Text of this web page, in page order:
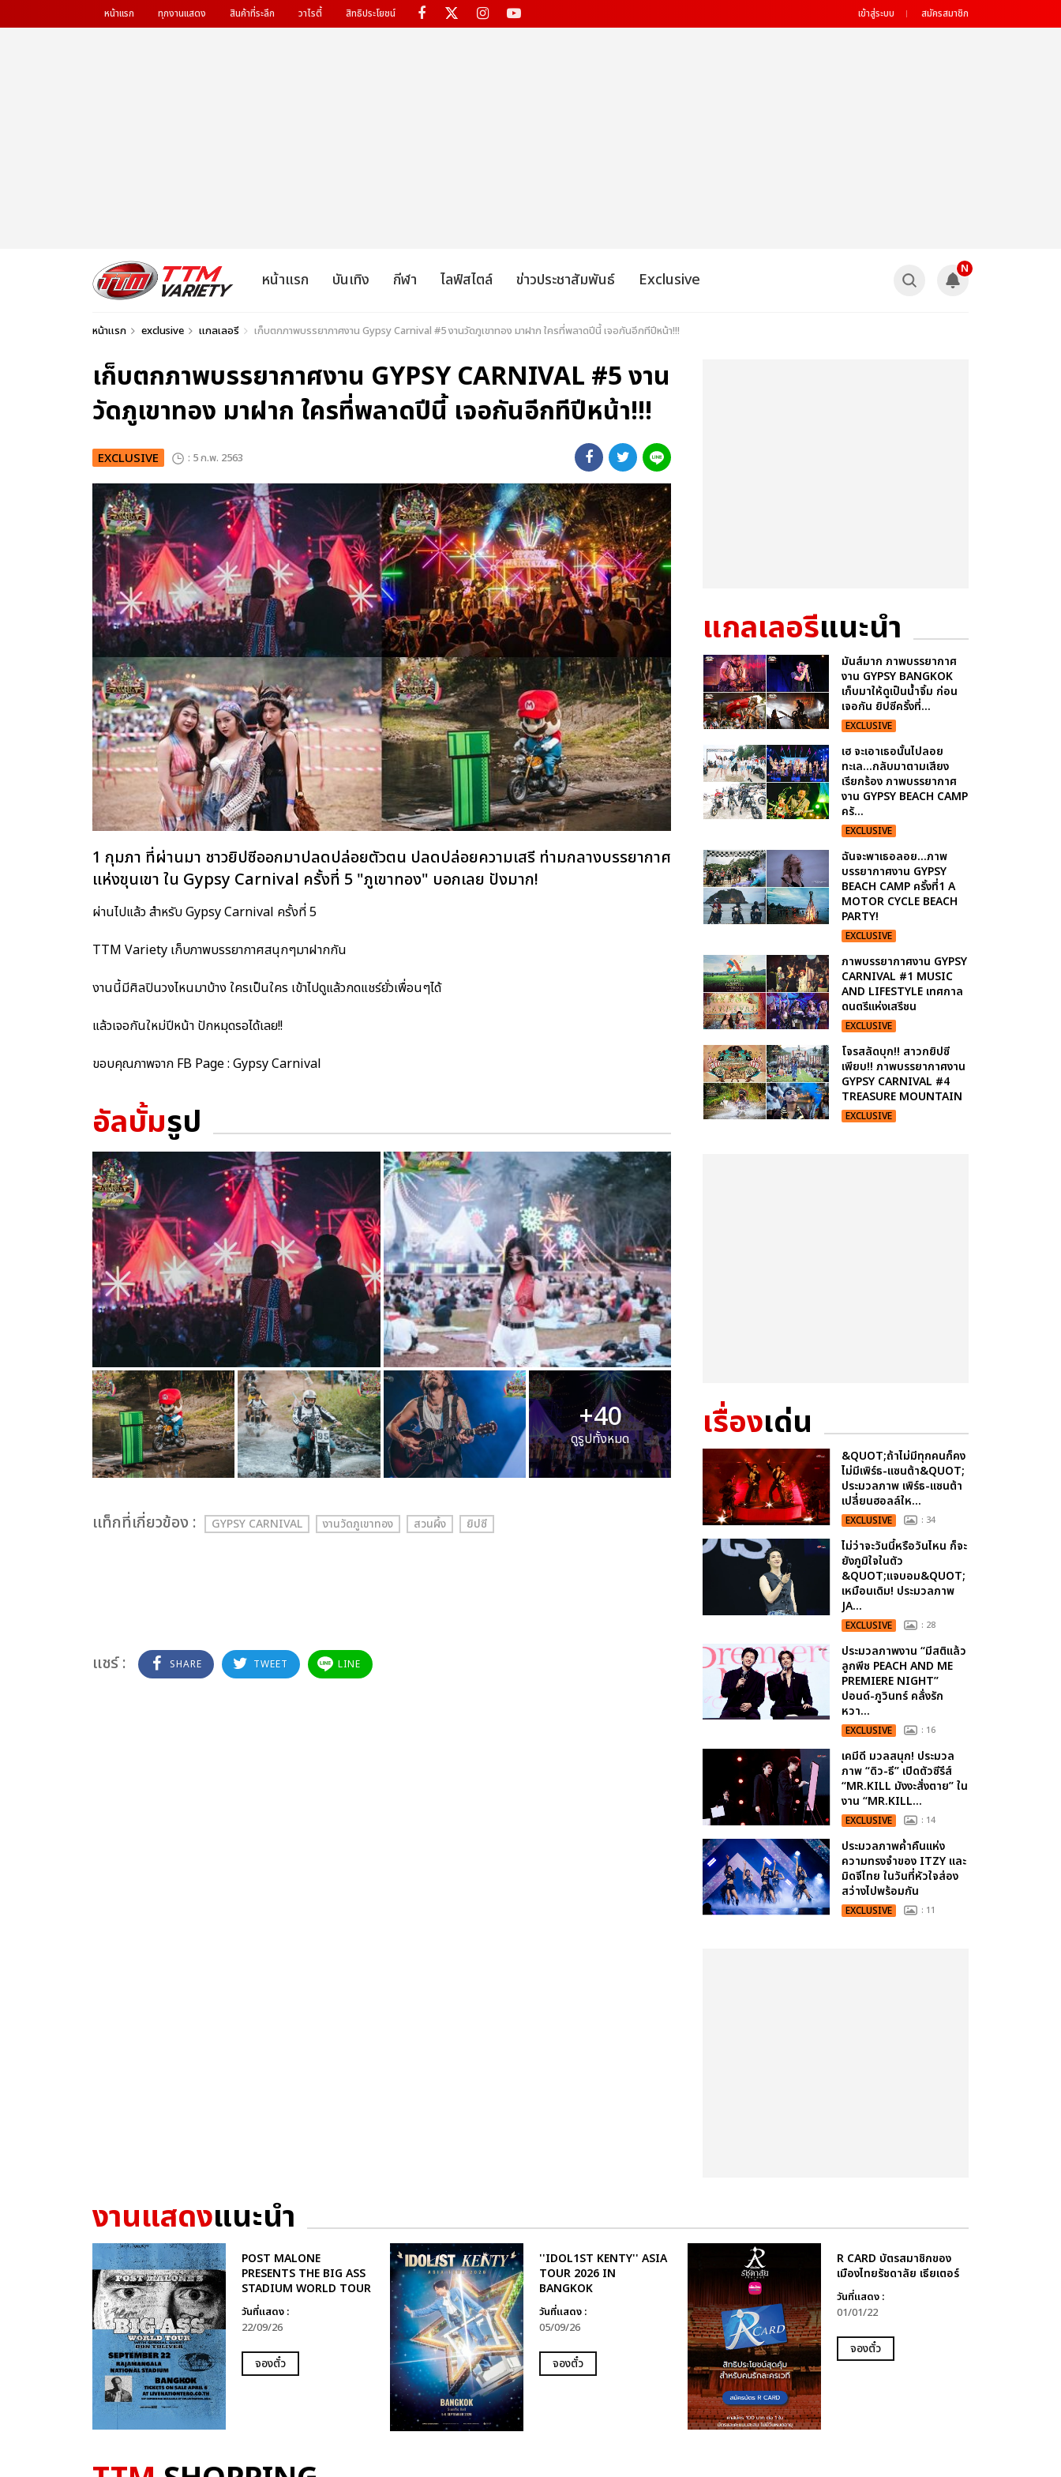
หน้าแรก ทุกงานแสดง สินค้าที่ระลึก วาไรตี้ สิทธิประโยชน์ เข้าสู่ระบบ สมัครสมาชิก
หน้าแรก บันเทิง กีฬา ไลฟ์สไตล์ ข่าวประชาสัมพันธ์ Exclusive
N
หน้าแรก exclusive แกลเลอรี เก็บตกภาพบรรยากาศงาน Gypsy Carnival #5 งานวัดภูเขาทอง มาฝาก ใครที่พลาดปีนี้ เจอกันอีกทีปีหน้า!!!
เก็บตกภาพบรรยากาศงาน GYPSY CARNIVAL #5 งาน
วัดภูเขาทอง มาฝาก ใครที่พลาดปีนี้ เจอกันอีกทีปีหน้า!!!
EXCLUSIVE : 5 ก.พ. 2563
1 กุมภา ที่ผ่านมา ชาวยิปซีออกมาปลดปล่อยตัวตน ปลดปล่อยความเสรี ท่ามกลางบรรยากาศ
แห่งขุนเขา ใน Gypsy Carnival ครั้งที่ 5 "ภูเขาทอง" บอกเลย ปังมาก!
ผ่านไปแล้ว สำหรับ Gypsy Carnival ครั้งที่ 5
TTM Variety เก็บภาพบรรยากาศสนุกๆมาฝากกัน
งานนี้มีศิลปินวงไหนมาบ้าง ใครเป็นใคร เข้าไปดูแล้วกดแชร์ยั่วเพื่อนๆได้
แล้วเจอกันใหม่ปีหน้า ปักหมุดรอได้เลย!!
ขอบคุณภาพจาก FB Page : Gypsy Carnival
อัลบั้มรูป
+40
ดูรูปทั้งหมด
เเท็กที่เกี่ยวข้อง : GYPSY CARNIVAL งานวัดภูเขาทอง สวนผึ้ง ยิปซี
แชร์ : SHARE TWEET LINE
แกลเลอรีแนะนำ
มันส์มาก ภาพบรรยากาศ
งาน GYPSY BANGKOK
เก็บมาให้ดูเป็นน้ำจิ้ม ก่อน
เจอกัน ยิปซีครั้งที่...
EXCLUSIVE
เฮ จะเอาเธอนั้นไปลอย
ทะเล...กลับมาตามเสียง
เรียกร้อง ภาพบรรยากาศ
งาน GYPSY BEACH CAMP
ครั...
EXCLUSIVE
ฉันจะพาเธอลอย...ภาพ
บรรยากาศงาน GYPSY
BEACH CAMP ครั้งที่1 A
MOTOR CYCLE BEACH
PARTY!
EXCLUSIVE
ภาพบรรยากาศงาน GYPSY
CARNIVAL #1 MUSIC
AND LIFESTYLE เทศกาล
ดนตรีแห่งเสรีชน
EXCLUSIVE
โจรสลัดบุก!! สาวกยิปซี
เพียบ!! ภาพบรรยากาศงาน
GYPSY CARNIVAL #4
TREASURE MOUNTAIN
EXCLUSIVE
เรื่องเด่น
&QUOT;ถ้าไม่มีทุกคนก็คง
ไม่มีเพิร์ธ-แซนต้า&QUOT;
ประมวลภาพ เพิร์ธ-แซนต้า
เปลี่ยนฮอลล์ให...
EXCLUSIVE : 34
ไม่ว่าจะวันนี้หรือวันไหน ก็จะ
ยังภูมิใจในตัว
&QUOT;แจบอม&QUOT;
เหมือนเดิม! ประมวลภาพ
JA...
EXCLUSIVE : 28
ประมวลภาพงาน “มีสติแล้ว
ลูกพีช PEACH AND ME
PREMIERE NIGHT”
ปอนด์-ภูวินทร์ คลั่งรัก
หวา...
EXCLUSIVE : 16
เคมีดี มวลสนุก! ประมวล
ภาพ “ดิว-ธี” เปิดตัวซีรีส์
“MR.KILL มังงะสั่งตาย” ใน
งาน “MR.KILL...
EXCLUSIVE : 14
ประมวลภาพค่ำคืนแห่ง
ความทรงจำของ ITZY และ
มิดจีไทย ในวันที่หัวใจส่อง
สว่างไปพร้อมกัน
EXCLUSIVE : 11
งานแสดงแนะนำ
POST MALONE
PRESENTS THE BIG ASS
STADIUM WORLD TOUR
วันที่แสดง :
22/09/26
จองตั๋ว
''IDOL1ST KENTY'' ASIA
TOUR 2026 IN
BANGKOK
วันที่แสดง :
05/09/26
จองตั๋ว
R CARD บัตรสมาชิกของ
เมืองไทยรัชดาลัย เธียเตอร์
วันที่แสดง :
01/01/22
จองตั๋ว